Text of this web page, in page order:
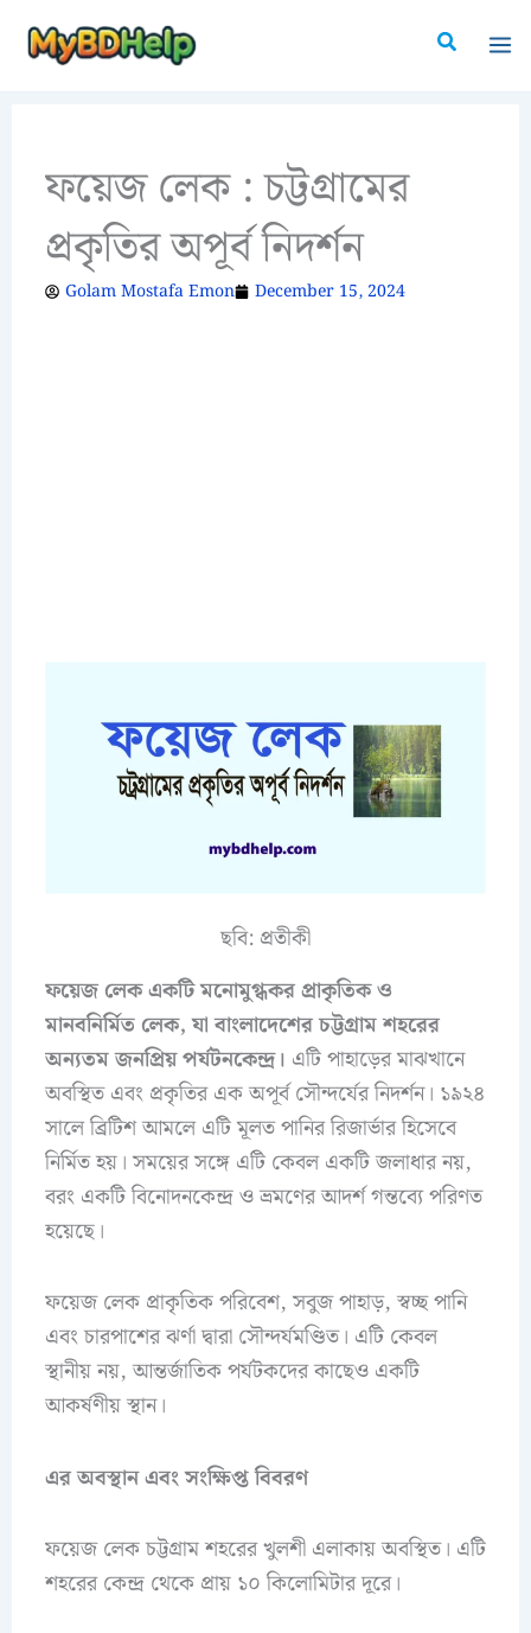
Search
ফয়েজ লেক : চট্টগ্রামের
প্রকৃতির অপূর্ব নিদর্শন
Golam Mostafa Emon December 15, 2024
ছবি: প্রতীকী
ফয়েজ লেক একটি মনোমুগ্ধকর প্রাকৃতিক ও
মানবনির্মিত লেক, যা বাংলাদেশের চট্টগ্রাম শহরের
অন্যতম জনপ্রিয় পর্যটনকেন্দ্র। এটি পাহাড়ের মাঝখানে
অবস্থিত এবং প্রকৃতির এক অপূর্ব সৌন্দর্যের নিদর্শন। ১৯২৪
সালে ব্রিটিশ আমলে এটি মূলত পানির রিজার্ভার হিসেবে
নির্মিত হয়। সময়ের সঙ্গে এটি কেবল একটি জলাধার নয়,
বরং একটি বিনোদনকেন্দ্র ও ভ্রমণের আদর্শ গন্তব্যে পরিণত
হয়েছে।
ফয়েজ লেক প্রাকৃতিক পরিবেশ, সবুজ পাহাড়, স্বচ্ছ পানি
এবং চারপাশের ঝর্ণা দ্বারা সৌন্দর্যমণ্ডিত। এটি কেবল
স্থানীয় নয়, আন্তর্জাতিক পর্যটকদের কাছেও একটি
আকর্ষণীয় স্থান।
এর অবস্থান এবং সংক্ষিপ্ত বিবরণ
ফয়েজ লেক চট্টগ্রাম শহরের খুলশী এলাকায় অবস্থিত। এটি
শহরের কেন্দ্র থেকে প্রায় ১০ কিলোমিটার দূরে।